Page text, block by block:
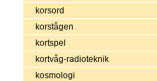
korsord
korstågen
kortspel
kortvåg-radioteknik
kosmologi